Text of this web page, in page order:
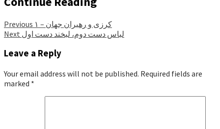
Previous
کرزی و رهبران جهان – ۱
Next لباس دست دوم، لبخند دست اول
Leave a Reply
Your email address will not be published. Required fields are
marked *